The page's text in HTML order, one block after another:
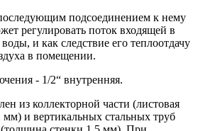
подсоединением к нему
регулировать поток входящей в
и как следствие его теплоотдачу
в помещении.
- 1/2“ внутренняя.
из коллекторной части (листовая
и вертикальных стальных труб